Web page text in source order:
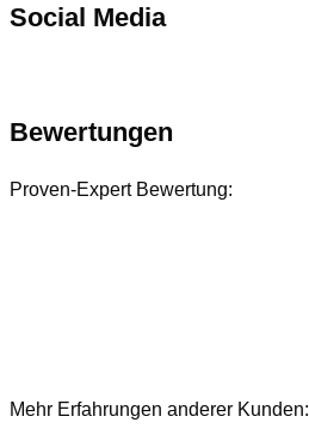
Social Media
Bewertungen
Proven-Expert Bewertung:
Mehr Erfahrungen anderer Kunden: